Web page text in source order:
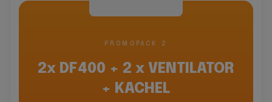
PROMOPACK 2
2x DF400 + 2 x VENTILATOR
+ KACHEL